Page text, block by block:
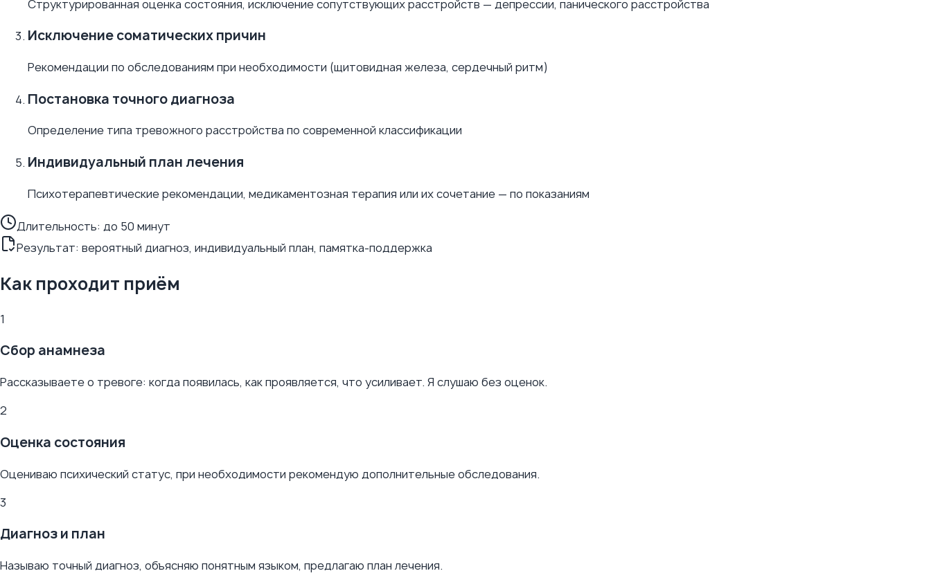
Структурированная оценка состояния, исключение сопутствующих расстройств — депрессии, панического расстройства
Исключение соматических причин
Рекомендации по обследованиям при необходимости (щитовидная железа, сердечный ритм)
Постановка точного диагноза
Определение типа тревожного расстройства по современной классификации
Индивидуальный план лечения
Психотерапевтические рекомендации, медикаментозная терапия или их сочетание — по показаниям
Длительность: до 50 минут
Результат: вероятный диагноз, индивидуальный план, памятка-поддержка
Как проходит приём
1
Сбор анамнеза
Рассказываете о тревоге: когда появилась, как проявляется, что усиливает. Я слушаю без оценок.
2
Оценка состояния
Оцениваю психический статус, при необходимости рекомендую дополнительные обследования.
3
Диагноз и план
Называю точный диагноз, объясняю понятным языком, предлагаю план лечения.